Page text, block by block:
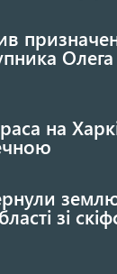
Олега
на
зі